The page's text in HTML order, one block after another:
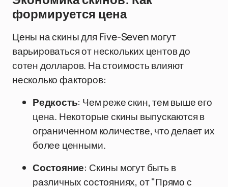
формируется цена
Цены на скины для Five-Seven могут
варьироваться от нескольких центов до
сотен долларов. На стоимость влияют
несколько факторов:
Редкость: Чем реже скин, тем выше его
цена. Некоторые скины выпускаются в
ограниченном количестве, что делает их
более ценными.
Состояние: Скины могут быть в
различных состояниях, от "Прямо с